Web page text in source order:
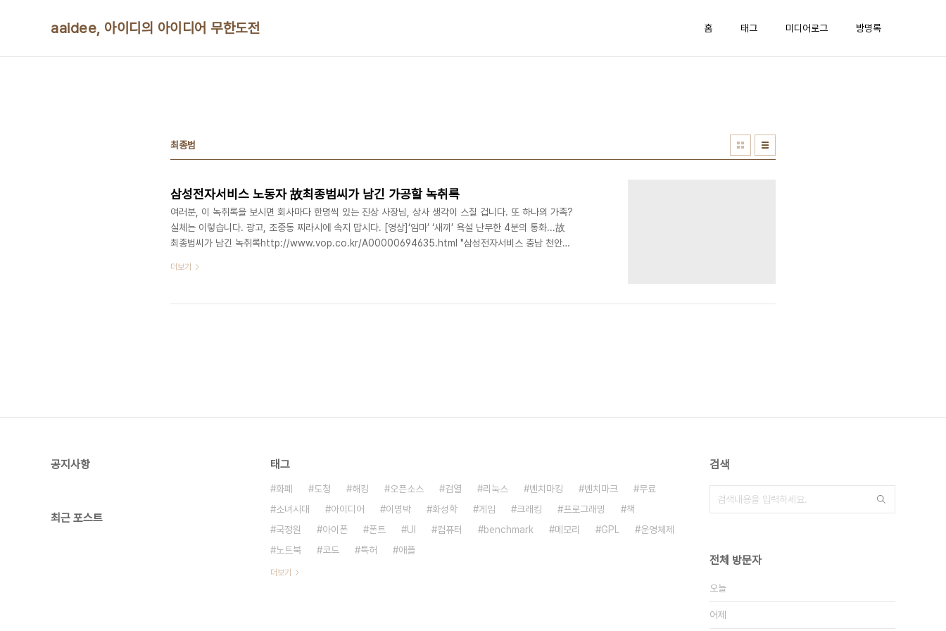
aaidee, 아이디의 아이디어 무한도전 홈 태그 미디어로그 방명록
최종범
삼성전자서비스 노동자 故최종범씨가 남긴 가공할 녹취록
여러분, 이 녹취록을 보시면 회사마다 한명씩 있는 진상 사장님, 상사 생각이 스칠 겁니다. 또 하나의 가족?
실체는 이렇습니다. 광고, 조중동 찌라시에 속지 맙시다. [영상]‘임마’ ‘새끼’ 욕설 난무한 4분의 통화...故
최종범씨가 남긴 녹취록http://www.vop.co.kr/A00000694635.html "삼성전자서비스 충남 천안센
카니발 승합차에서 번개탄을 피운 채 숨져 있는 것을 지나가던 주민이 발견해 경찰에 신고했다.ⓒ김백겸
v=W4KQhETK8Pc "10월 ..
더보기
공지사항
최근 포스트
태그
화폐 도청 해킹 오픈소스 검열 리눅스 벤치마킹 벤치마크
무료
소녀시대
아이디어 이명박 화성학 게임 크래킹 프로그래밍
책
국정원
아이폰 폰트 UI 컴퓨터 benchmark 메모리 GPL
운영체제
노트북
코드 특허 애플
더보기
검색
전체 방문자
오늘
어제